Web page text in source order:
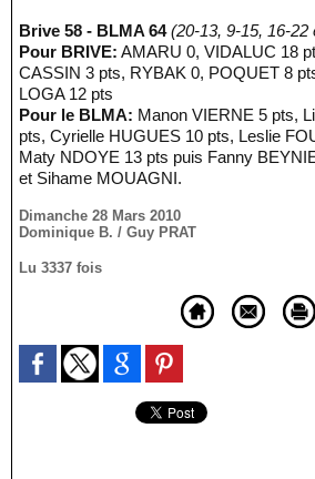
Brive 58 - BLMA 64(20-13, 9-15, 16-22
Pour BRIVE: AMARU 0, VIDALUC 18
CASSIN 3 pts, RYBAK 0, POQUET 8
LOGA 12 pts
Pour le BLMA: Manon VIERNE 5 pts,
pts, Cyrielle HUGUES 10 pts, Leslie
Maty NDOYE 13 pts puis Fanny
et Sihame MOUAGNI.
Dimanche 28 Mars 2010
Dominique B. / Guy PRAT
Lu 3337 fois